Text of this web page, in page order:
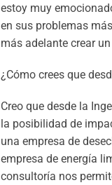
estoy muy
en sus problemas
más adelante crear
¿Cómo crees que
Creo que desde la
la posibilidad de
una empresa de
empresa de energía
consultoría nos